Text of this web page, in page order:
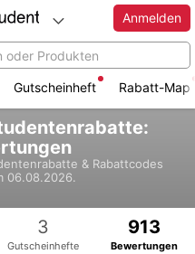
Anmelden
Gutscheinheft Rabatt-Map
& Rabattcodes
06.08.2026.
3
Gutscheinhefte
913
Bewertungen